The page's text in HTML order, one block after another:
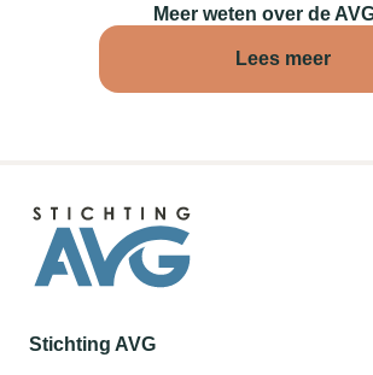
Meer weten over de
Lees meer
Stichting AVG